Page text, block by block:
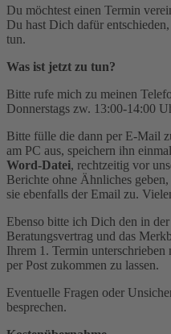
Du möchtest einen Termin
Du hast Dich dafür
tun.
Was ist jetzt zu tun?
Bitte rufe mich zu meinen
Donnerstags zw. 13:00-14:00
Bitte fülle die dann per E-Mail
am PC aus, speichern ihn
Word-Datei, rechtzeitig vor
Berichte ohne Ähnliches
sie ebenfalls der Email zu.
Ebenso bitte ich Dich den in
Beratungsvertrag und das
Ihrem 1. Termin
per Post zukommen zu lassen.
Eventuelle Fragen oder
besprechen.